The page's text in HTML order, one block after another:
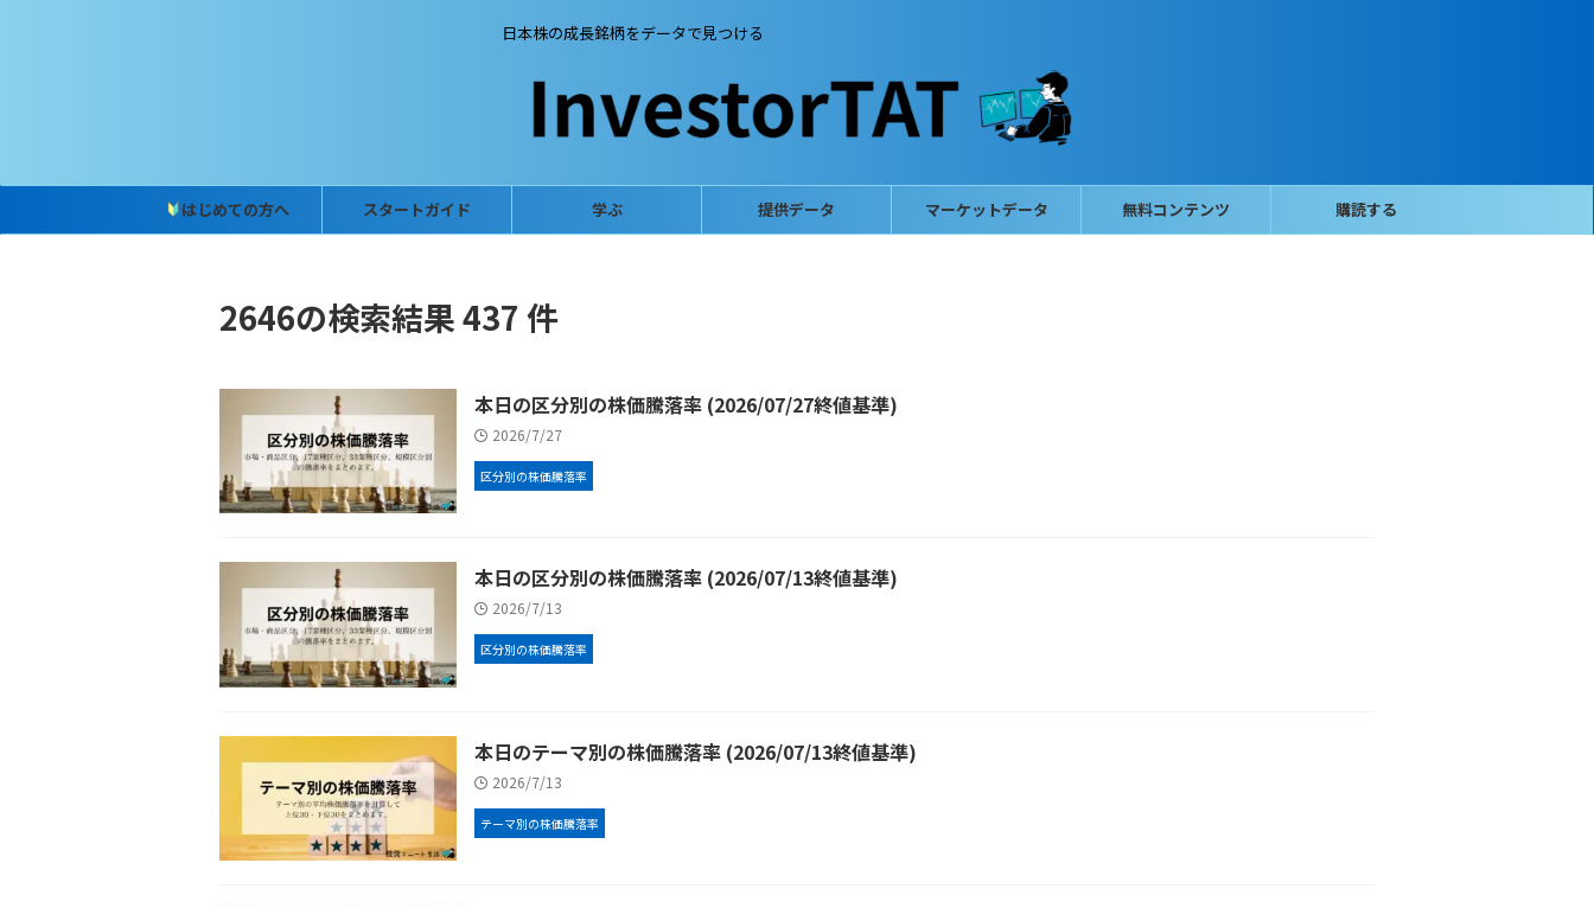
日本株の成長銘柄をデータで見つける
はじめての方へ スタートガイド 学ぶ 提供データ マーケットデータ 無料コンテンツ 購読する
2646の検索結果 437 件
本日の区分別の株価騰落率 (2026/07/27終値基準)
2026/7/27
区分別の株価騰落率
本日の区分別の株価騰落率 (2026/07/13終値基準)
2026/7/13
区分別の株価騰落率
本日のテーマ別の株価騰落率 (2026/07/13終値基準)
2026/7/13
テーマ別の株価騰落率